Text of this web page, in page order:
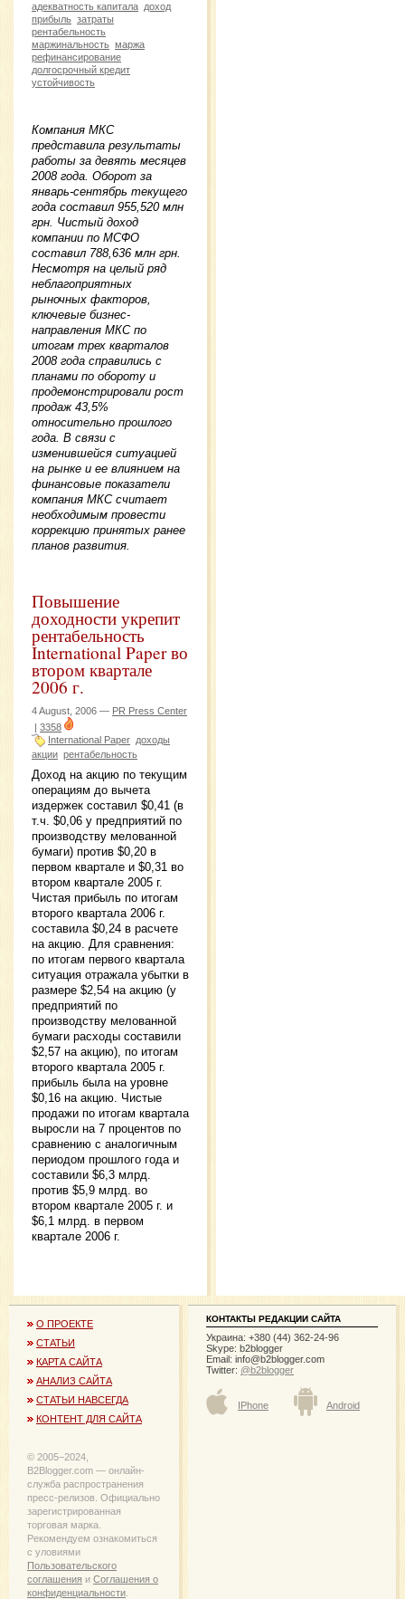
адекватность капитала доход
прибыль затраты
рентабельность
маржинальность маржа
рефинансирование
долгосрочный кредит
устойчивость
Компания МКС
представила результаты
работы за девять месяцев
2008 года. Оборот за
январь-сентябрь текущего
года составил 955,520 млн
грн. Чистый доход
компании по МСФО
составил 788,636 млн грн.
Несмотря на целый ряд
неблагоприятных
рыночных факторов,
ключевые бизнес-
направления МКС по
итогам трех кварталов
2008 года справились с
планами по обороту и
продемонстрировали рост
продаж 43,5%
относительно прошлого
года. В связи с
изменившейся ситуацией
на рынке и ее влиянием на
финансовые показатели
компания МКС считает
необходимым провести
коррекцию принятых ранее
планов развития.
Повышение
доходности укрепит
рентабельность
International Paper во
втором квартале
2006 г.
4 August, 2006 — PR Press Center
| 3358
International Paper доходы
акции рентабельность
Доход на акцию по текущим
операциям до вычета
издержек составил $0,41 (в
т.ч. $0,06 у предприятий по
производству мелованной
бумаги) против $0,20 в
первом квартале и $0,31 во
втором квартале 2005 г.
Чистая прибыль по итогам
второго квартала 2006 г.
составила $0,24 в расчете
на акцию. Для сравнения:
по итогам первого квартала
ситуация отражала убытки в
размере $2,54 на акцию (у
предприятий по
производству мелованной
бумаги расходы составили
$2,57 на акцию), по итогам
второго квартала 2005 г.
прибыль была на уровне
$0,16 на акцию. Чистые
продажи по итогам квартала
выросли на 7 процентов по
сравнению с аналогичным
периодом прошлого года и
составили $6,3 млрд.
против $5,9 млрд. во
втором квартале 2005 г. и
$6,1 млрд. в первом
квартале 2006 г.
О ПРОЕКТЕ
СТАТЬИ
КАРТА САЙТА
АНАЛИЗ САЙТА
СТАТЬИ НАВСЕГДА
КОНТЕНТ ДЛЯ САЙТА
© 2005−2024,
B2Blogger.com — онлайн-
служба распространения
пресс-релизов. Официально
зарегистрированная
торговая марка.
Рекомендуем ознакомиться
с уловиями
Пользовательского
соглашения и Соглашения о
конфиденциальности
КОНТАКТЫ РЕДАКЦИИ САЙТА
Украина: +380 (44) 362-24-96
Skype: b2blogger
Email: info@b2blogger.com
Twitter: @b2blogger
IPhone Android